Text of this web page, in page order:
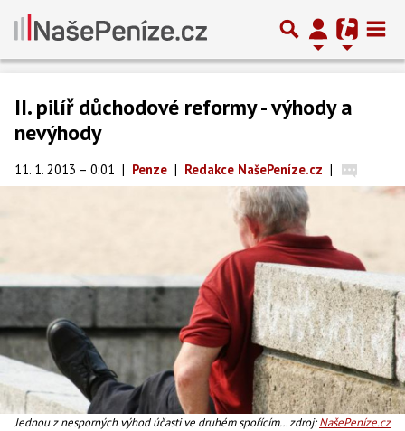
II. pilíř důchodové reformy - výhody a
nevýhody
11. 1. 2013 – 0:01 | Penze | Redakce NašePeníze.cz |
Jednou z nesporných výhod účasti ve druhém spořícím
zdroj:NašePeníze.cz